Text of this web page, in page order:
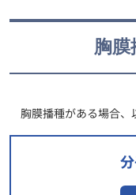
胸膜
胸膜播種がある場合、